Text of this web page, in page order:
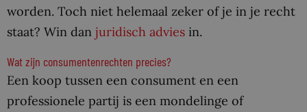
worden. Toch niet helemaal zeker of je in je recht
staat? Win dan juridisch advies in.
Wat zijn consumentenrechten precies?
Een koop tussen een consument en een
professionele partij is een mondelinge of